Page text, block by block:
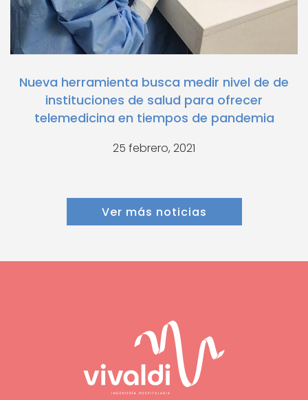
Nueva herramienta busca medir nivel de de
instituciones de salud para ofrecer
telemedicina en tiempos de pandemia
25 febrero, 2021
Ver más noticias